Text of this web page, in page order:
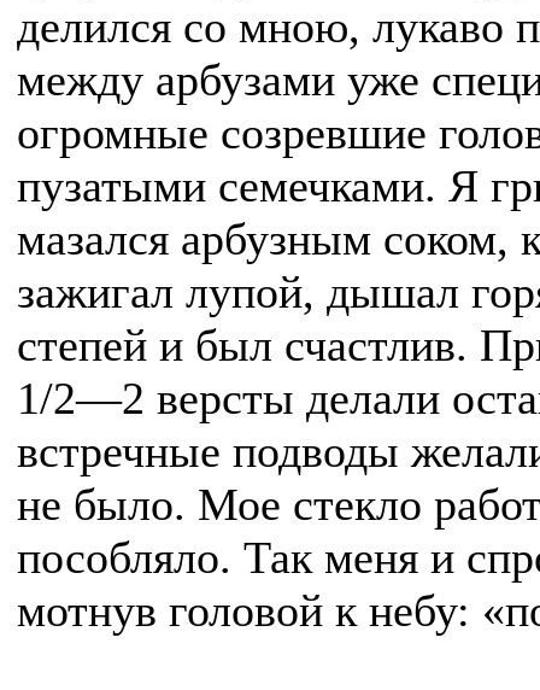
делился со мною, лукаво
между арбузами уже
огромные созревшие
пузатыми семечками. Я
мазался арбузным соком,
зажигал лупой, дышал
степей и был счастлив.
1/2—2 версты делали
встречные подводы
не было. Мое стекло
пособляло. Так меня и
мотнув головой к небу: